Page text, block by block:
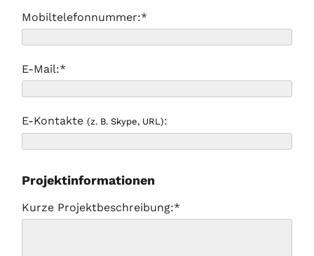
Mobiltelefonnummer:*
E-Mail:*
E-Kontakte (z. B. Skype, URL):
Projektinformationen
Kurze Projektbeschreibung:*